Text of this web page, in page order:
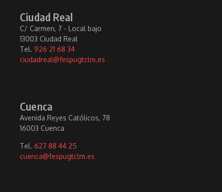
Ciudad Real
C/ Carmen, 7 - Local bajo
13003 Ciudad Real
Tel. 926 21 68 34
ciudadreal@fespugtclm.es
Cuenca
Avenida Reyes Católicos, 78
16003 Cuenca
Tel. 627 88 44 25
cuenca@fespugtclm.es